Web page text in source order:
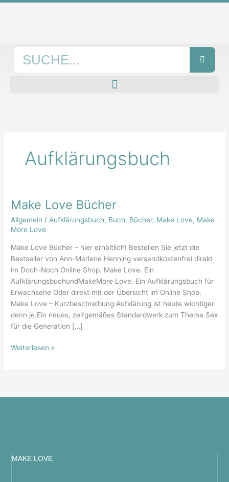
Zum
Aufklärungsbuch
Make Love Bücher
Allgemein / Aufklärungsbuch, Buch, Bücher, Make Love, Make
More Love
Make Love Bücher – hier erhältlich! Bestellen Sie jetzt die
Bestseller von Ann-Marlene Henning versandkostenfrei direkt
im Doch-Noch Online Shop. Make Love. Ein
AufklärungsbuchundMakeMore Love. Ein Aufklärungsbuch für
Erwachsene Oder direkt mit der Übersicht im Online Shop.
Make Love – Kurzbeschreibung:Aufklärung ist heute wichtiger
denn je.Ein neues, zeitgemäßes Standardwerk zum Thema Sex
für die Generation […]
Make
Bücher
Weiterlesen »
MAKE LOVE